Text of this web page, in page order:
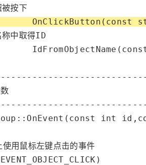
按下
const
中取得ID
数
const int id,
鼠标左键点击的事件
)